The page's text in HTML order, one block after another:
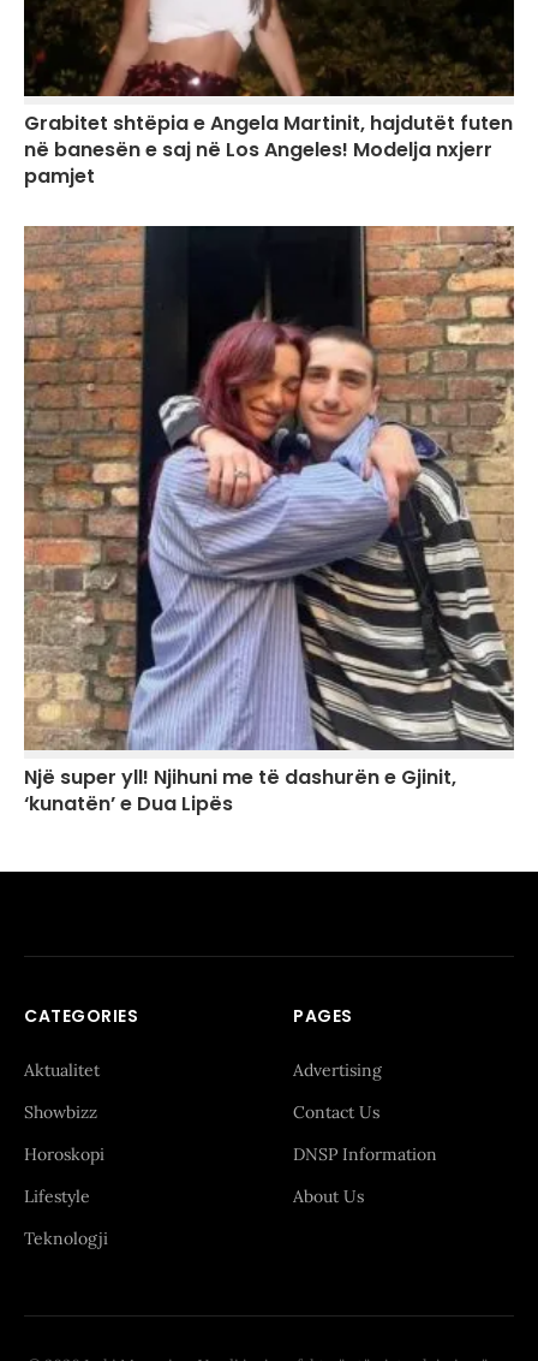
Grabitet shtëpia e Angela Martinit, hajdutët futen
në banesën e saj në Los Angeles! Modelja nxjerr
pamjet
Një super yll! Njihuni me të dashurën e Gjinit,
‘kunatën’ e Dua Lipës
CATEGORIES
Aktualitet
Showbizz
Horoskopi
Lifestyle
Teknologji
PAGES
Advertising
Contact Us
DNSP Information
About Us